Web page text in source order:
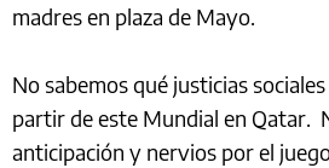
madres en plaza de Mayo.
No sabemos qué justicias
partir de este Mundial en Qatar.
anticipación y nervios por el